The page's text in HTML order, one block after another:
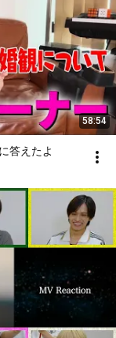
58:54
答えたよ